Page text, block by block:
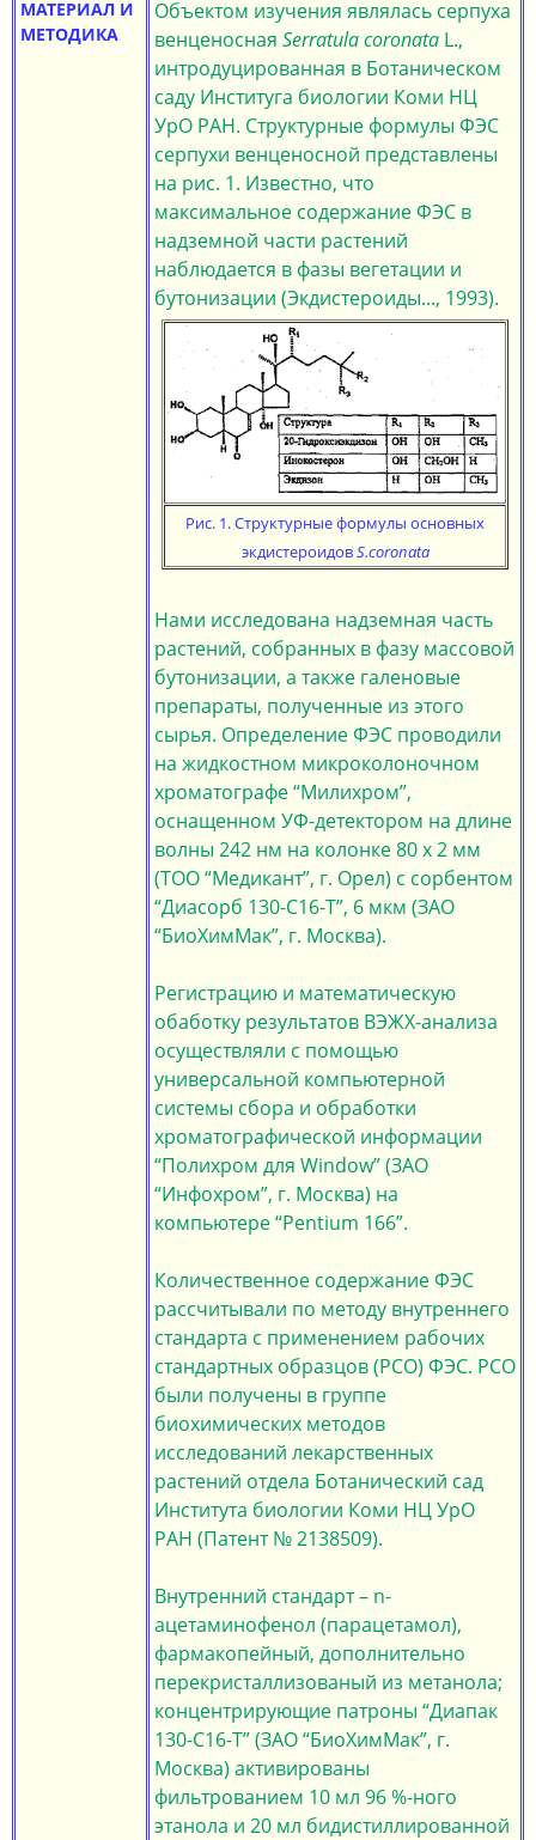
МАТЕРИАЛ И
МЕТОДИКА
Объектом изучения являлась серпуха
венценосная Serratula coroпata L.,
интродуцированная в Ботаническом
саду Институга биологии Коми НЦ
УрО РАН. Структурные формулы ФЭС
серпухи венценосной представлены
на рис. 1. Известно, что
максимальное содержание ФЭС в
надземной части растений
наблюдается в фазы вегетации и
бутонизации (Экдистероиды..., 1993).
Рис. 1. Стрyктypные формулы основных
экдистероидовS.coroпata
Нами исследована надземная часть
растений, собранных в фазу массовой
бутонизации, а также галеновые
препараты, полученные из этого
сырья. Определение ФЭС проводили
на жидкостном микроколоночном
хроматографе “Милихром”,
оснащенном УФ-детектором на длине
волны 242 нм на колонке 80 х 2 мм
(ТОО “Медикант”, г. Орел) с сорбентом
“Диасорб 130-С16-Т”, 6 мкм (ЗАО
“БиоХимМак”, г. Москва).
Регистрацию и математическую
обаботку результатов ВЭЖХ-анализа
осуществляли с помощью
универсальной компьютерной
системы сбора и обработки
хроматографической информации
“Полихром для Window” (ЗАО
“Инфохром”, г. Москва) на
компьютере “Pentium 166”.
Количественное содержание ФЭС
рассчитывали по методу внутреннего
стандарта с применением рабочих
стандартных образцов (РСО) ФЭС. РСО
были получены в группе
биохимических методов
исследований лекарственных
растений отдела Ботанический сад
Института биологии Коми НЦ УрО
РАН (Патент № 2138509).
Внутренний стандарт – n-
ацетаминофенол (парацетамол),
фармакопейный, дополнительно
перекристаллизованый из метанола;
концентрирующие патроны “Диапак
130-С16-Т” (ЗАО “БиоХимМак”, г.
Москва) активированы
фильтрованием 10 мл 96 %-ного
этанола и 20 мл бидистиллированной